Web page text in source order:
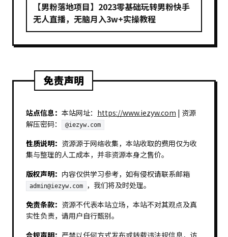
【男粉落地项目】2023零基础玩转男粉快手
无人直播，无脑月入3w+实操教程
免责声明
站点信息： 本站网址： https://www.iezyw.com | 资源
解压密码：
@iezyw.com
性质说明： 资源源于网络收集，本站收取的费用仅为收
集与整理的人工成本，并非资源本身之售价。
版权声明： 内容仅供学习参考，如有侵权请联系邮箱
admin@iezyw.com
，我们将及时处理。
免责条款： 资源不代表本站立场，本站不对其观点及真
实性负责，请用户自行甄别。
合规声明： 严禁以任何方式发布或转载违法规信息，访